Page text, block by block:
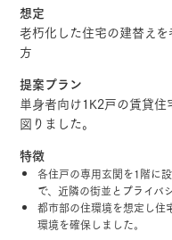
想定
老朽化した住宅の建替え
方
提案プラン
単身者向け1K2戸の賃貸
図りました。
特徴
各住戸の専用玄関を1階に
で、近隣の街並とプライバ
都市部の住環境を想定し住
環境を確保しました。